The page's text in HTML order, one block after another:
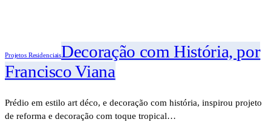
Projetos ResidenciaisDecoração com História, por
Francisco Viana
Prédio em estilo art déco, e decoração com história, inspirou projeto
de reforma e decoração com toque tropical…